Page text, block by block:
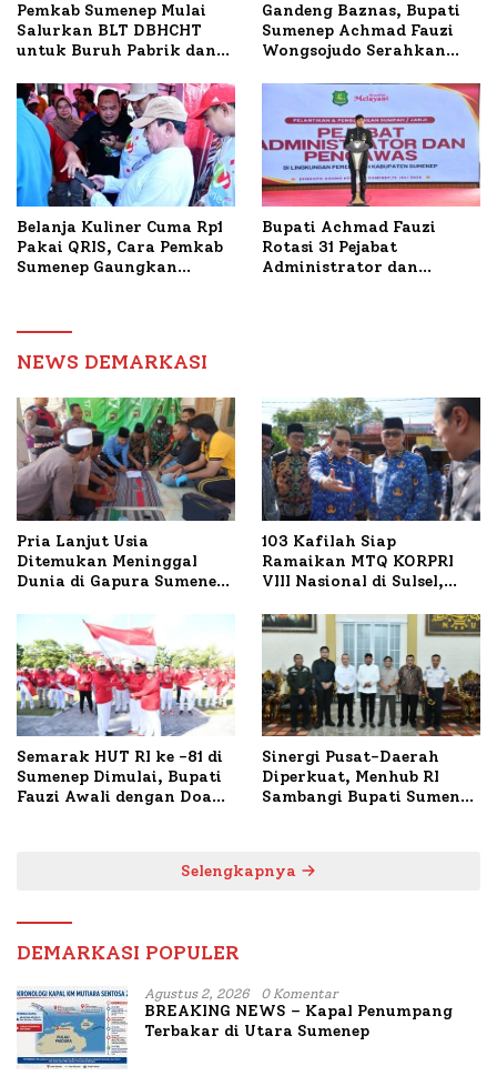
Pemkab Sumenep Mulai
Salurkan BLT DBHCHT
untuk Buruh Pabrik dan
Gandeng Baznas, Bupati
Sumenep Achmad Fauzi
Wongsojudo Serahkan
Dua Kecamatan
Belanja Kuliner Cuma Rp1
Pakai QRIS, Cara Pemkab
Sumenep Gaungkan
Bupati Achmad Fauzi
Rotasi 31 Pejabat
Administrator dan
NEWS DEMARKASI
Pria Lanjut Usia
Ditemukan Meninggal
Dunia di Gapura Sumenep,
103 Kafilah Siap
Ramaikan MTQ KORPRI
VIII Nasional di Sulsel,
Semarak HUT RI ke -81 di
Sumenep Dimulai, Bupati
Fauzi Awali dengan Doa
Sinergi Pusat-Daerah
Diperkuat, Menhub RI
Sambangi Bupati Sumenep
Selengkapnya
DEMARKASI POPULER
Agustus 2, 2026 0 Komentar
BREAKING NEWS – Kapal Penumpang
Terbakar di Utara Sumenep